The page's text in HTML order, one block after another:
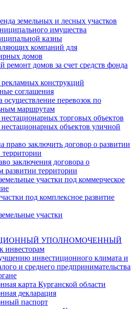
земельных и лесных участков
имущества
казны
компаний для
домов
ремонт домов за счет средств фонда
конструкций
соглашения
осуществление перевозок по
маршрутам
торговых объектов
объектов уличной
право заключить договор о развитии
территории
заключения договора о
развитии территории
участки под коммерческое
под комплексное развитие
участки
УПОЛНОМОЧЕННЫЙ
инвесторам
инвестиционного климата и
и среднего предпринимательства
карта Курганской области
декларация
паспорт